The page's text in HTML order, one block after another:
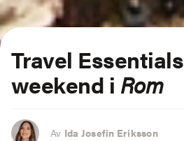
Travel Essentials
weekend i Rom
Av Ida Josefin Eriksson